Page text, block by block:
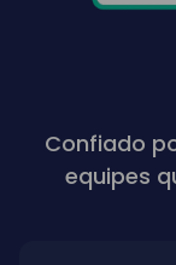
Confiado
equipes